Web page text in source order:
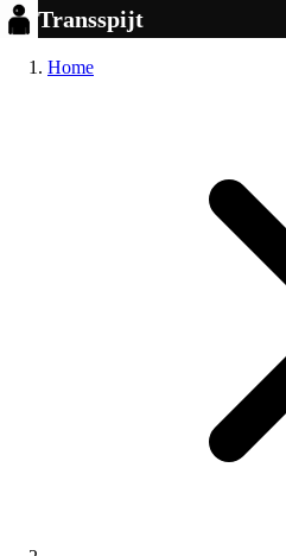
Transspijt
Home